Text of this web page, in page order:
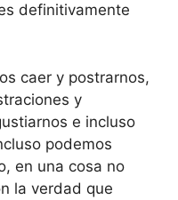
definitivamente
caer y postrarnos,
y
e incluso
podemos
en una cosa no
la verdad que